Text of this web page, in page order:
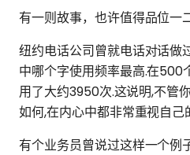
有一则故事，也许值得品位一
纽约电话公司曾就电话对话做
中哪个字使用频率最高.在500
用了大约3950次.这说明,不管
如何,在内心中都非常重视自己
有个业务员曾说过这样一个例